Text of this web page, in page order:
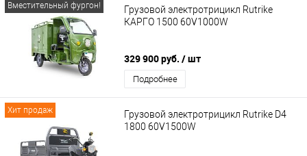
Вместительный фургон!
Грузовой электротрицикл Rutrike
КАРГО 1500 60V1000W
329 900 руб. / шт
Подробнее
Хит продаж
Грузовой электротрицикл Rutrike D4
1800 60V1500W